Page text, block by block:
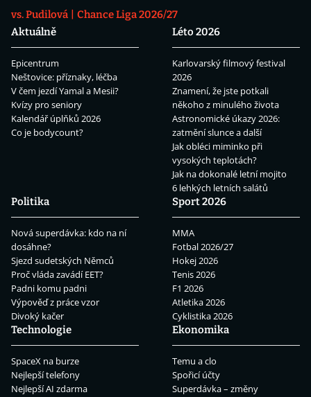
vs. Pudilová
Chance Liga 2026/27
Aktuálně
Epicentrum
Neštovice: příznaky, léčba
V čem jezdí Yamal a Mesii?
Kvízy pro seniory
Kalendář úplňků 2026
Co je bodycount?
Léto 2026
Karlovarský filmový festival
2026
Znamení, že jste potkali
někoho z minulého života
Astronomické úkazy 2026:
zatmění slunce a další
Jak obléci miminko při
vysokých teplotách?
Jak na dokonalé letní mojito
6 lehkých letních salátů
Politika
Nová superdávka: kdo na ní
dosáhne?
Sjezd sudetských Němců
Proč vláda zavádí EET?
Padni komu padni
Výpověď z práce vzor
Divoký kačer
Sport 2026
MMA
Fotbal 2026/27
Hokej 2026
Tenis 2026
F1 2026
Atletika 2026
Cyklistika 2026
Technologie
SpaceX na burze
Nejlepší telefony
Nejlepší AI zdarma
Ekonomika
Temu a clo
Spořicí účty
Superdávka – změny